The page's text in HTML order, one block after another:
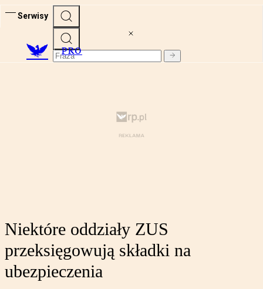
Serwisy
PRO
Niektóre oddziały ZUS
przeksięgowują składki na
ubezpieczenia